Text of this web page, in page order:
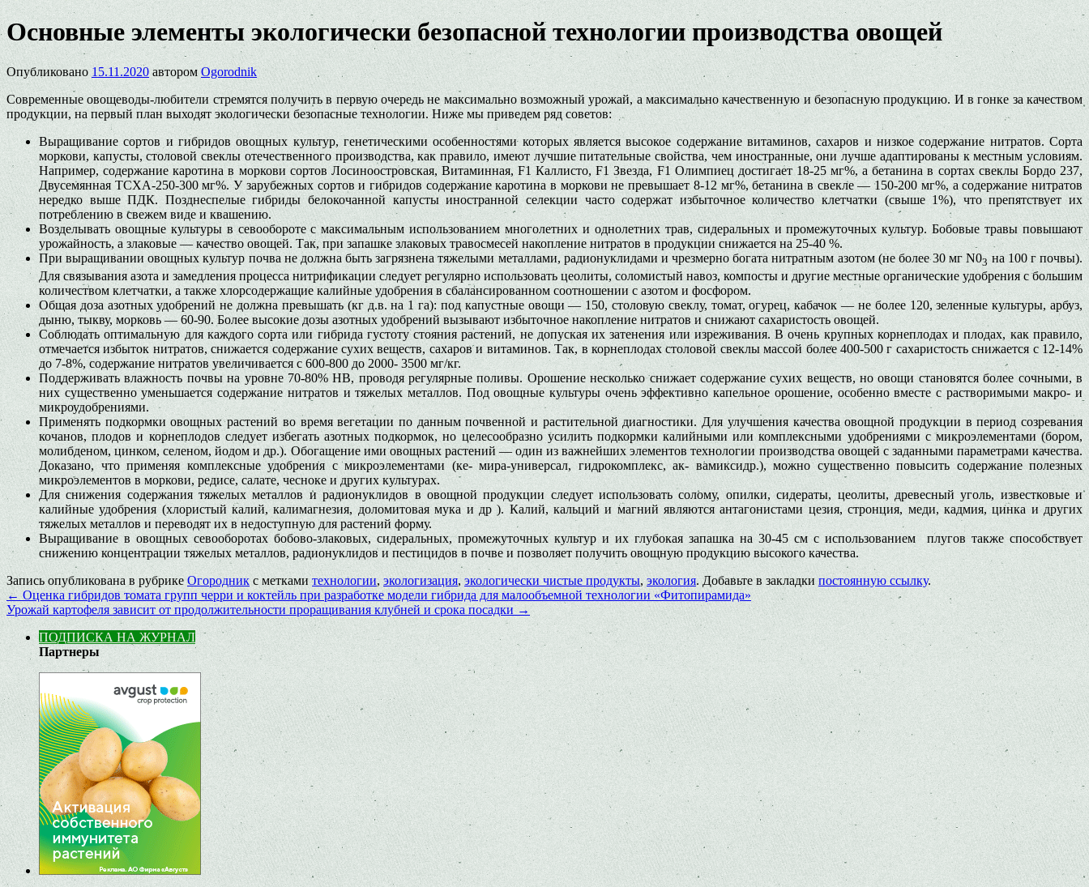
Основные элементы экологически безопасной технологии производства овощей
Опубликовано 15.11.2020 автором Ogorodnik
Современные овощеводы-любители стремятся получить в первую очередь не максимально возможный урожай, а максимально качественную и безопасную продукцию. И в гонке за качеством
продукции, на первый план выходят экологически безопасные технологии. Ниже мы приведем ряд советов:
Выращивание сортов и гибридов овощных культур, генетическими особенностями которых является высокое содержание витаминов, сахаров и низкое содержание нитратов. Сорта
моркови, капусты, столовой свеклы отечественного производства, как правило, имеют лучшие питательные свойства, чем иностранные, они лучше адаптированы к местным условиям.
Например, содержание каротина в моркови сортов Лосиноостровская, Витаминная, F1 Каллисто, F1 Звезда, F1 Олимпиец достигает 18-25 мг%, а бетанина в сортах свеклы Бордо 237,
Двусемянная ТСХА-250-300 мг%. У зарубежных сортов и гибридов содержание каротина в моркови не превышает 8-12 мг%, бетанина в свекле — 150-200 мг%, а содержание нитратов
нередко выше ПДК. Позднеспелые гибриды белокочанной капусты иностранной селекции часто содержат избыточное количество клетчатки (свыше 1%), что препятствует их
потреблению в свежем виде и квашению.
Возделывать овощные культуры в севообороте с максимальным использованием многолетних и однолетних трав, сидеральных и промежуточных культур. Бобовые травы повышают
урожайность, а злаковые — качество овощей. Так, при запашке злаковых травосмесей накопление нитратов в продукции снижается на 25-40 %.
При выращивании овощных культур почва не должна быть загрязнена тяжелыми металлами, радионуклидами и чрезмерно богата нитратным азотом (не более 30 мг N03 на 100 г почвы).
Для связывания азота и замедления процесса нитрификации следует регулярно использовать цеолиты, соломистый навоз, компосты и другие местные органические удобрения с большим
количеством клетчатки, а также хлорсодержащие калийные удобрения в сбалансированном соотношении с азотом и фосфором.
Общая доза азотных удобрений не должна превышать (кг д.в. на 1 га): под капустные овощи — 150, столовую свеклу, томат, огурец, кабачок — не более 120, зеленные культуры, арбуз,
дыню, тыкву, морковь — 60-90. Более высокие дозы азотных удобрений вызывают избыточное накопление нитратов и снижают сахаристость овощей.
Соблюдать оптимальную для каждого сорта или гибрида густоту стояния растений, не допуская их затенения или изреживания. В очень крупных корнеплодах и плодах, как правило,
отмечается избыток нитратов, снижается содержание сухих веществ, сахаров и витаминов. Так, в корнеплодах столовой свеклы массой более 400-500 г сахаристость снижается с 12-14%
до 7-8%, содержание нитратов увеличивается с 600-800 до 2000- 3500 мг/кг.
Поддерживать влажность почвы на уровне 70-80% НВ, проводя регулярные поливы. Орошение несколько снижает содержание сухих веществ, но овощи становятся более сочными, в
них существенно уменьшается содержание нитратов и тяжелых металлов. Под овощные культуры очень эффективно капельное орошение, особенно вместе с растворимыми макро- и
микроудобрениями.
Применять подкормки овощных растений во время вегетации по данным почвенной и растительной диагностики. Для улучшения качества овощной продукции в период созревания
кочанов, плодов и корнеплодов следует избегать азотных подкормок, но целесообразно усилить подкормки калийными или комплексными удобрениями с микроэлементами (бором,
молибденом, цинком, селеном, йодом и др.). Обогащение ими овощных растений — один из важнейших элементов технологии производства овощей с заданными параметрами качества.
Доказано, что применяя комплексные удобрения с микроэлементами (ке- мира-универсал, гидрокомплекс, ак- вамиксидр.), можно существенно повысить содержание полезных
микроэлементов в моркови, редисе, салате, чесноке и других культурах.
Для снижения содержания тяжелых металлов и радионуклидов в овощной продукции следует использовать солому, опилки, сидераты, цеолиты, древесный уголь, известковые и
калийные удобрения (хлористый калий, калимагнезия, доломитовая мука и др ). Калий, кальций и магний являются антагонистами цезия, стронция, меди, кадмия, цинка и других
тяжелых металлов и переводят их в недоступную для растений форму.
Выращивание в овощных севооборотах бобово-злаковых, сидеральных, промежуточных культур и их глубокая запашка на 30-45 см с использованием плугов также способствует
снижению концентрации тяжелых металлов, радионуклидов и пестицидов в почве и позволяет получить овощную продукцию высокого качества.
Запись опубликована в рубрикеОгородник с меткамитехнологии, экологизация, экологически чистые продукты,экология. Добавьте в закладкипостоянную ссылку.
← Оценка гибридов томата групп черри и коктейль при разработке модели гибрида для малообъемной технологии «Фитопирамида»
Урожай картофеля зависит от продолжительности проращивания клубней и срока посадки→
ПОДПИСКА НА ЖУРНАЛ
Партнеры